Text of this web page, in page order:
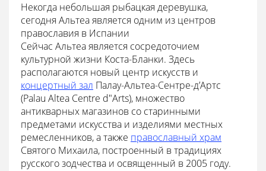
Некогда небольшая рыбацкая деревушка,
сегодня Альтеа является одним из центров
православия в Испании
Сейчас Альтеа является сосредоточием
культурной жизни Коста-Бланки. Здесь
располагаются новый центр искусств и
концертный зал Палау-Альтеа-Сентре-д’Артс
(Palau Altea Centre d"Arts), множество
антикварных магазинов со старинными
предметами искусства и изделиями местных
ремесленников, а также православный храм
Святого Михаила, построенный в традициях
русского зодчества и освященный в 2005 году.